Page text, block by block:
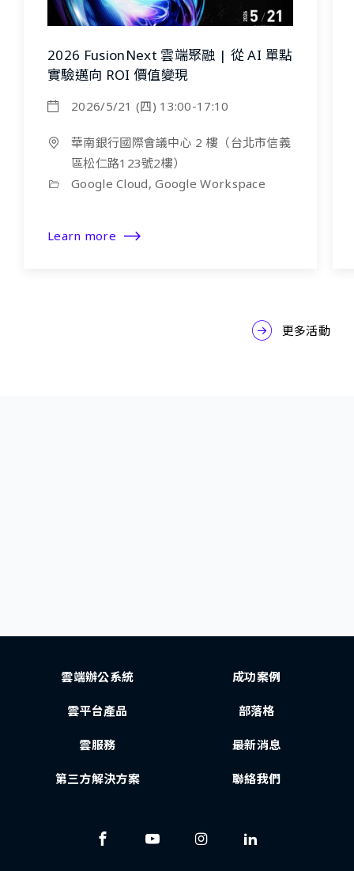
2026 FusionNext 雲端聚融 | 從 AI 單點
實驗邁向 ROI 價值變現
2026/5/21 (四) 13:00-17:10
華南銀行國際會議中心 2 樓（台北市信義
區松仁路123號2樓）
Google Cloud, Google Workspace
Learn more
更多活動
雲端辦公系統
雲平台產品
雲服務
第三方解決方案
成功案例
部落格
最新消息
聯絡我們